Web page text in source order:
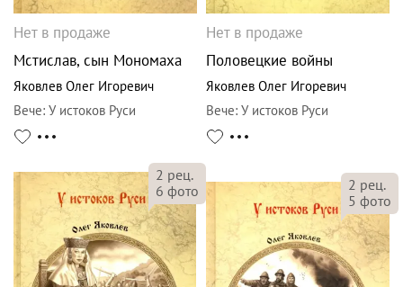
Нет в продаже
Мстислав, сын Мономаха
Яковлев Олег Игоревич
Вече: У истоков Руси
Нет в продаже
Половецкие войны
Яковлев Олег Игоревич
Вече: У истоков Руси
2 рец.
6 фото 2 рец.
5 фото